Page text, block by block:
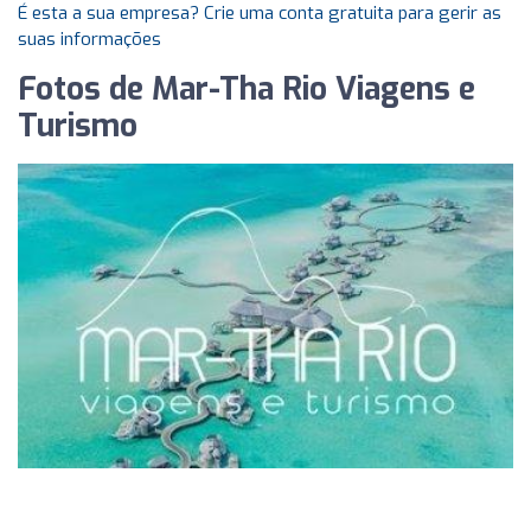
É esta a sua empresa? Crie uma conta gratuita para gerir as
suas informações
Fotos de Mar-Tha Rio Viagens e
Turismo